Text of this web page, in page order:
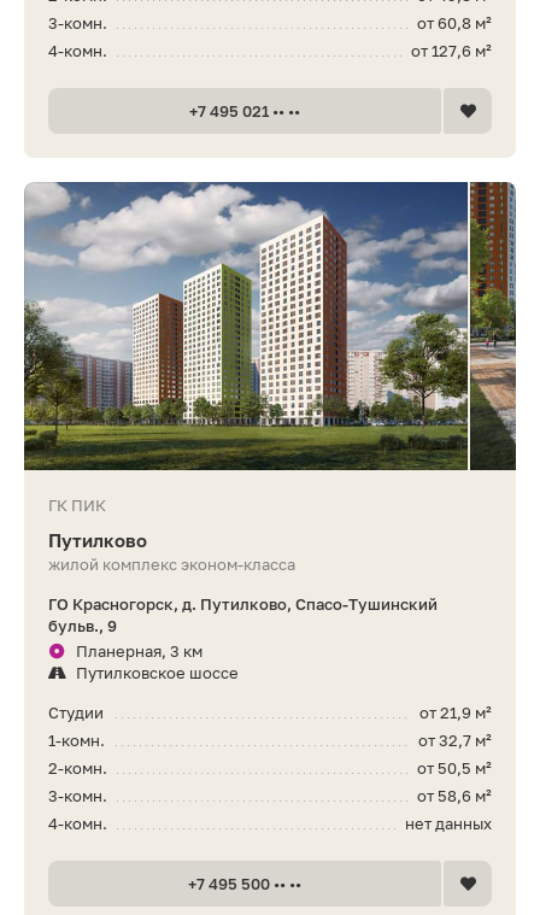
от 60,8 м²
3-комн.
от 127,6 м²
4-комн.
+7 495 021 •• ••
ГК ПИК
Путилково
жилой комплекс эконом-класса
ГО Красногорск, д. Путилково, Спасо-Тушинский
бульв., 9
Планерная, 3 км
Путилковское шоссе
от 21,9 м²
Студии
от 32,7 м²
1-комн.
от 50,5 м²
2-комн.
от 58,6 м²
3-комн.
нет данных
4-комн.
+7 495 500 •• ••